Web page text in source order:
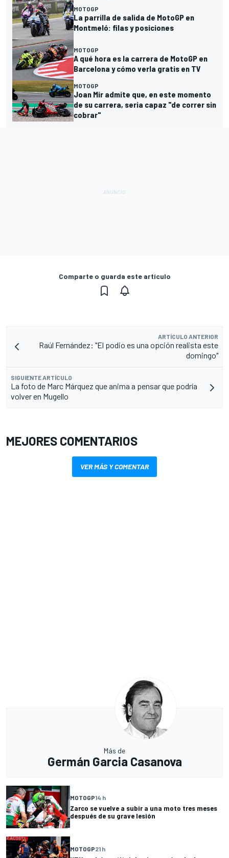
MOTOGP
La parrilla de salida de MotoGP en
Montmeló: filas y posiciones
MOTOGP
A qué hora es la carrera de MotoGP en
Barcelona y cómo verla gratis en TV
MOTOGP
Joan Mir admite que, en este momento
de su carrera, seria capaz "de correr sin
cobrar"
Comparte o guarda este artículo
ARTÍCULO ANTERIOR
Raúl Fernández: "El podio es una opción realista este
domingo"
SIGUIENTE ARTÍCULO
La foto de Marc Márquez que anima a pensar que podría
volver en Mugello
MEJORES COMENTARIOS
VER MÁS Y COMENTAR
Más de
Germán Garcia Casanova
MOTOGP14 h
Zarco se vuelve a subir a una moto tres meses
después de su grave lesión
MOTOGP21 h